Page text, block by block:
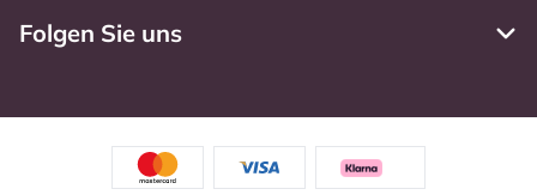
Folgen Sie uns